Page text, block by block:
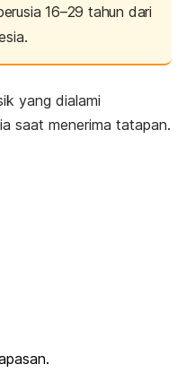
16–29 tahun dari
yang dialami
saat menerima tatapan.